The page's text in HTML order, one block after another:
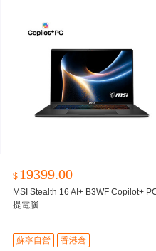
$ 19399.00
MSI Stealth 16 AI+ B3WF Copilot+
提電腦 -
蘇寧自營 香港倉